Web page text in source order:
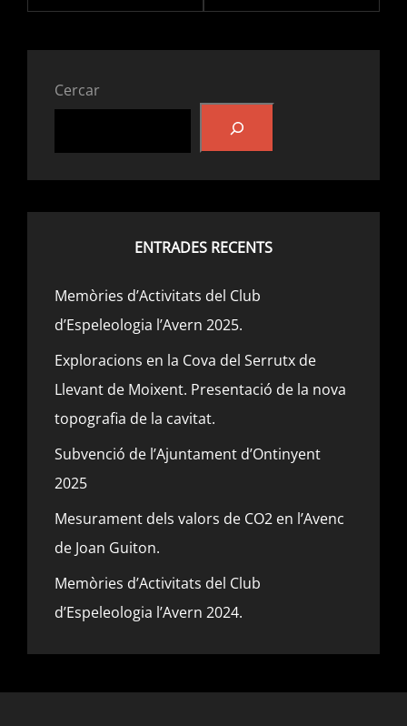
Cercar
ENTRADES RECENTS
Memòries d’Activitats del Club
d’Espeleologia l’Avern 2025.
Exploracions en la Cova del Serrutx de
Llevant de Moixent. Presentació de la nova
topografia de la cavitat.
Subvenció de l’Ajuntament d’Ontinyent
2025
Mesurament dels valors de CO2 en l’Avenc
de Joan Guiton.
Memòries d’Activitats del Club
d’Espeleologia l’Avern 2024.